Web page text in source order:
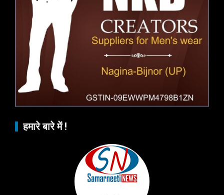
हमारे बारे में !